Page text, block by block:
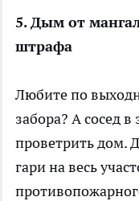
5. Дым от
штрафа
Любите по
забора? А сосед
проветрить дом.
гари на весь